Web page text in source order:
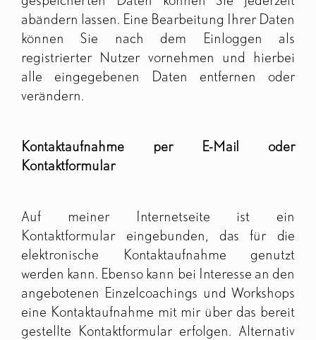
abändern lassen. Eine Bearbeitung Ihrer Daten
können Sie nach dem Einloggen als
registrierter Nutzer vornehmen und hierbei
alle eingegebenen Daten entfernen oder
verändern.
Kontaktaufnahme per E-Mail oder
Kontaktformular
Auf meiner Internetseite ist ein
Kontaktformular eingebunden, das für die
elektronische Kontaktaufnahme genutzt
werden kann. Ebenso kann bei Interesse an den
angebotenen Einzelcoachings und Workshops
eine Kontaktaufnahme mit mir über das bereit
gestellte Kontaktformular erfolgen. Alternativ